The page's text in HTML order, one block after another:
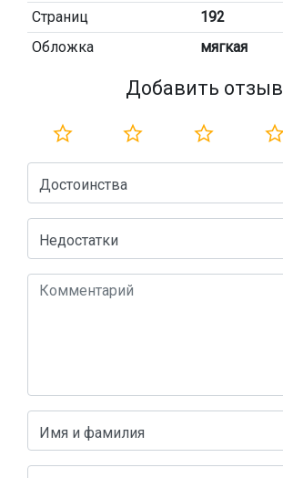
Страниц
192
Обложка
мягкая
Добавить отзыв
Достоинства
Недостатки
Имя и фамилия